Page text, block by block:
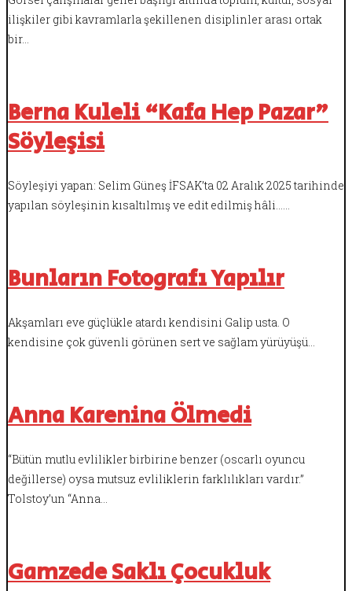
ilişkiler gibi kavramlarla şekillenen disiplinler arası ortak
bir…
Berna Kuleli “Kafa Hep Pazar”
Söyleşisi
Söyleşiyi yapan: Selim Güneş İFSAK’ta 02 Aralık 2025 tarihinde
yapılan söyleşinin kısaltılmış ve edit edilmiş hâli……
Bunların Fotografı Yapılır
Akşamları eve güçlükle atardı kendisini Galip usta. O
kendisine çok güvenli görünen sert ve sağlam yürüyüşü…
Anna Karenina Ölmedi
“Bütün mutlu evlilikler birbirine benzer (oscarlı oyuncu
değillerse) oysa mutsuz evliliklerin farklılıkları vardır.”
Tolstoy’un “Anna…
Gamzede Saklı Çocukluk